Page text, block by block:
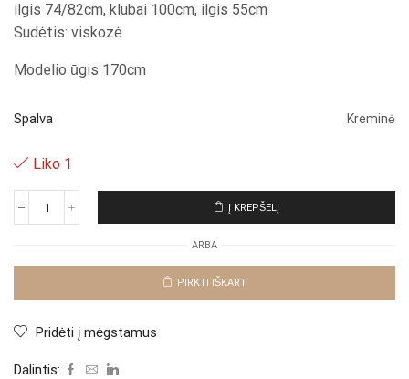
ilgis 74/82cm, klubai 100cm, ilgis 55cm
Sudėtis: viskozė
Modelio ūgis 170cm
Spalva Kreminė
Liko 1
produkto
"Crema
Į KREPŠELĮ
ARBA
PIRKTI IŠKART
Pridėti į mėgstamus
Dalintis: